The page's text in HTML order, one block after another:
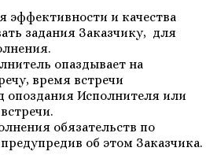
эффективности и качества
задания Заказчику, для
опаздывает на
время встречи
опоздания Исполнителя или
обязательств по
об этом Заказчика.